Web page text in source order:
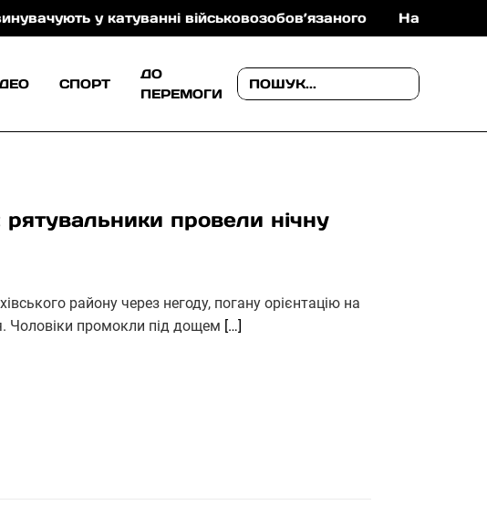
військовозобов’язаного На Ужгородщині
СПОРТ
ДО
ПЕРЕМОГИ
провели нічну
району через негоду, погану орієнтацію на
Чоловіки промокли під дощем […]